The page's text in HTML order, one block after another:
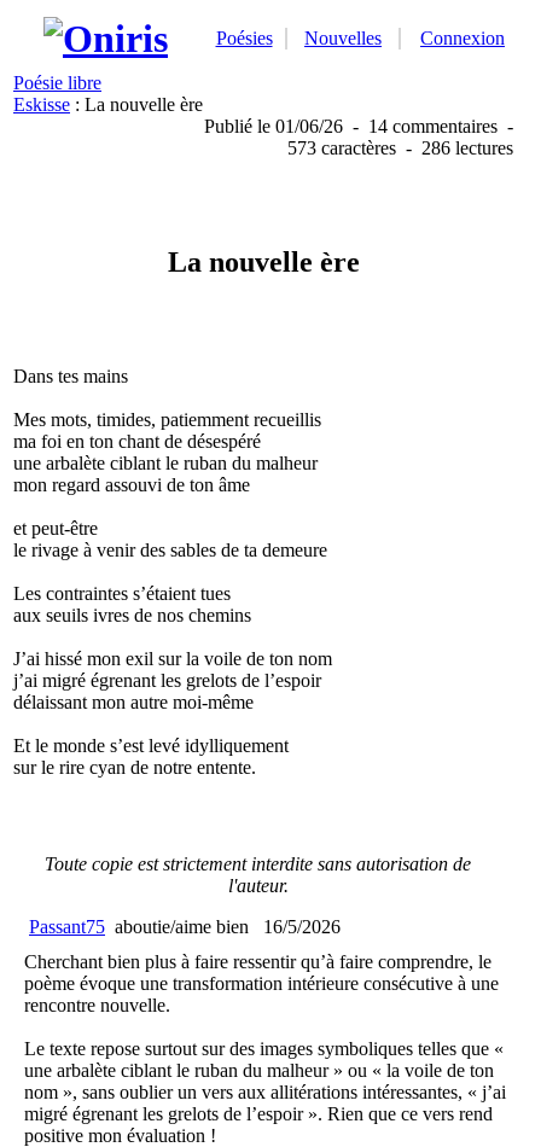
Poésies Nouvelles Connexion
Poésie libre
Eskisse : La nouvelle ère
Publié le 01/06/26 - 14 commentaires -
573 caractères - 286 lectures
La nouvelle ère
Dans tes mains
Mes mots, timides, patiemment recueillis
ma foi en ton chant de désespéré
une arbalète ciblant le ruban du malheur
mon regard assouvi de ton âme
et peut-être
le rivage à venir des sables de ta demeure
Les contraintes s’étaient tues
aux seuils ivres de nos chemins
J’ai hissé mon exil sur la voile de ton nom
j’ai migré égrenant les grelots de l’espoir
délaissant mon autre moi-même
Et le monde s’est levé idylliquement
sur le rire cyan de notre entente.
Toute copie est strictement interdite sans autorisation de
l'auteur.
Passant75 aboutie/aime bien
16/5/2026
Cherchant bien plus à faire ressentir qu’à faire comprendre, le
poème évoque une transformation intérieure consécutive à une
rencontre nouvelle.
Le texte repose surtout sur des images symboliques telles que «
une arbalète ciblant le ruban du malheur » ou « la voile de ton
nom », sans oublier un vers aux allitérations intéressantes, « j’ai
migré égrenant les grelots de l’espoir ». Rien que ce vers rend
positive mon évaluation !